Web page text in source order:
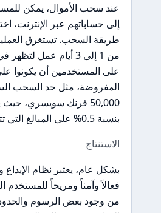
عند سحب الأموال، يمكن
إلى حساباتهم عبر الإنترنت،
طريقة السحب. تستغرق
من 1 إلى 3 أيام عمل
على المستخدمين أن يكونوا
المفروضة، مثل حد السحب
50,000 فرنك سويسري،
بنسبة 0.5% على المبالغ التي تتجاوز هذا الحد.
الاستنتاج
فعالاً وآمناً ومريحاً للمستخدم
من وجود بعض الرسوم